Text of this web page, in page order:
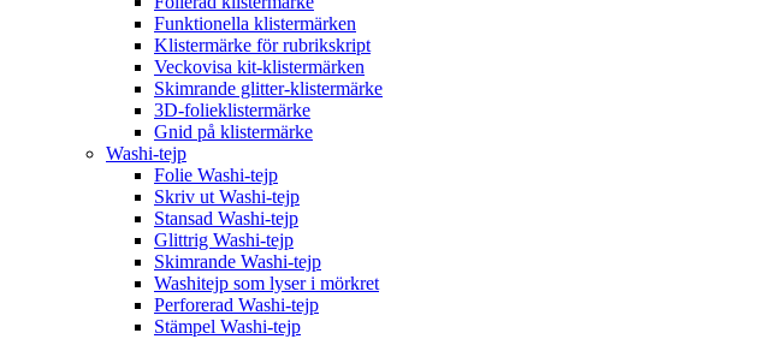
Funktionella klistermärken
Klistermärke för rubrikskript
Veckovisa kit-klistermärken
Skimrande glitter-klistermärke
3D-folieklistermärke
Gnid på klistermärke
Washi-tejp
Folie Washi-tejp
Skriv ut Washi-tejp
Stansad Washi-tejp
Glittrig Washi-tejp
Skimrande Washi-tejp
Washitejp som lyser i mörkret
Perforerad Washi-tejp
Stämpel Washi-tejp